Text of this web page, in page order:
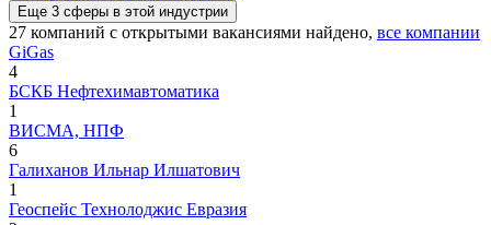
Еще 3 сферы в этой индустрии
27 компаний с открытыми вакансиями найдено, все компании
GiGas
4
БСКБ Нефтехимавтоматика
1
ВИСМА, НПФ
6
Галиханов Ильнар Илшатович
1
Геоспейс Технолоджис Евразия